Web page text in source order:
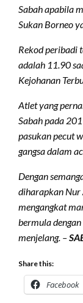
Sabah apabila
Sukan Borneo
Rekod peribadi
adalah 11.90
Kejohanan
Atlet yang
Sabah pada
pasukan pecut
gangsa dalam
Dengan
diharapkan Nur
mengangkat
bermula
menjelang. –
Share this:
Facebook